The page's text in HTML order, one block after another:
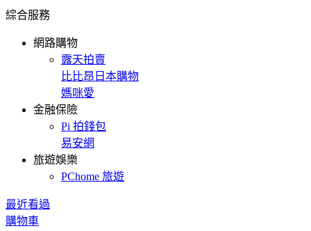
綜合服務
網路購物
露天拍賣
比比昂日本購物
媽咪愛
金融保險
Pi 拍錢包
易安網
旅遊娛樂
PChome 旅遊
最近看過
購物車